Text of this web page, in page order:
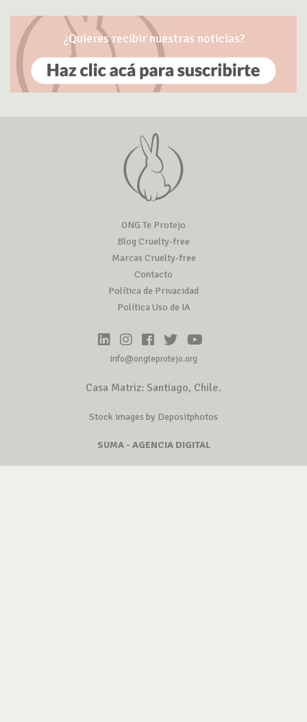
¿Quieres recibir nuestras noticias?
ONG Te Protejo
Blog Cruelty-free
Marcas Cruelty-free
Contacto
Política de Privacidad
Política Uso de IA
info@ongteprotejo.org
Casa Matriz: Santiago, Chile.
Stock images by Depositphotos
SUMA - AGENCIA DIGITAL